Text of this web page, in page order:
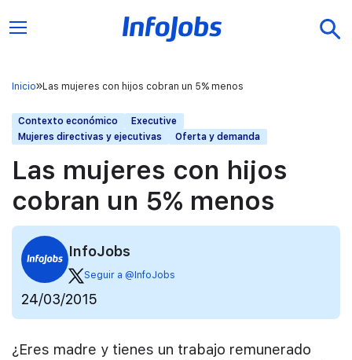
Inicio Las mujeres con hijos cobran un 5% menos
Contexto económico
Executive
Mujeres directivas y ejecutivas
Oferta y demanda
Las mujeres con hijos
cobran un 5% menos
InfoJobs
Seguir a @InfoJobs
24/03/2015
¿Eres madre y tienes un trabajo remunerado